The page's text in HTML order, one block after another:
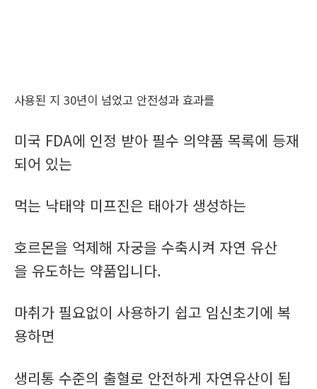
사용된 지 30년이 넘었고 안전성과 효과를
미국 FDA에 인정 받아 필수 의약품 목록에 등재
되어 있는
먹는 낙태약 미프진은 태아가 생성하는
호르몬을 억제해 자궁을 수축시켜 자연 유산
을 유도하는 약품입니다.
마취가 필요없이 사용하기 쉽고 임신초기에 복
용하면
생리통 수준의 출혈로 안전하게 자연유산이 됩